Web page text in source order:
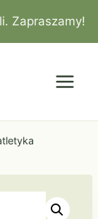
Zapraszamy!